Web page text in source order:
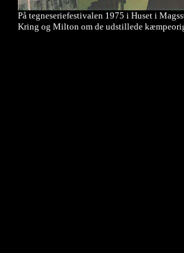
På tegneseriefestivalen 1975 i Huset i
Kring og Milton om de udstillede